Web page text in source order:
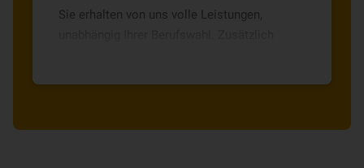
Sie erhalten von uns volle Leistungen,